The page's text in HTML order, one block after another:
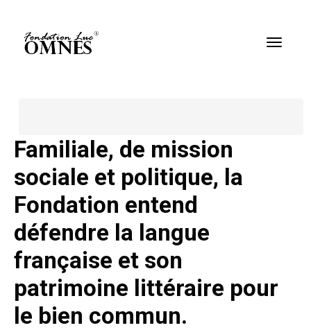
Familiale, de mission
sociale et politique, la
Fondation entend
défendre la langue
française et son
patrimoine littéraire pour
le bien commun.